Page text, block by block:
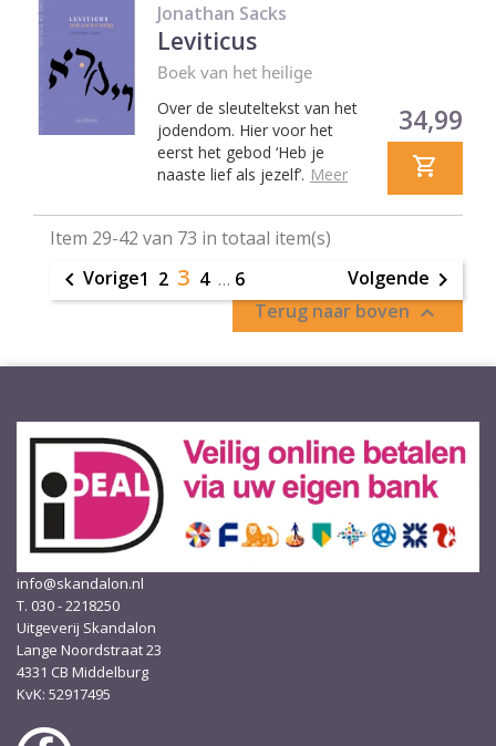
Jonathan Sacks
Leviticus
Boek van het heilige
Over de sleuteltekst van het
jodendom. Hier voor het
eerst het gebod ‘Heb je
naaste lief als jezelf’. Meer
Prijs
34,99
Item 29-42 van 73 in totaal item(s)
 Vorige1 2 3 4 … 6 Volgende 
Terug naar boven 
info@skandalon.nl
T. 030 - 2218250
Uitgeverij Skandalon
Lange Noordstraat 23
4331 CB Middelburg
KvK: 52917495